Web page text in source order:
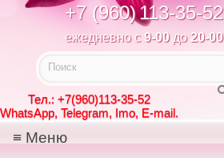
+7 (960)113-35-52
ежедневно с 9-00до 20-00
Тел.: +7(960)113-35-52
WhatsApp, Telegram, Imo, E-mail.
Меню